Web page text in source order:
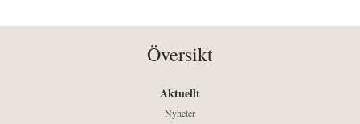
Översikt
Aktuellt
Nyheter